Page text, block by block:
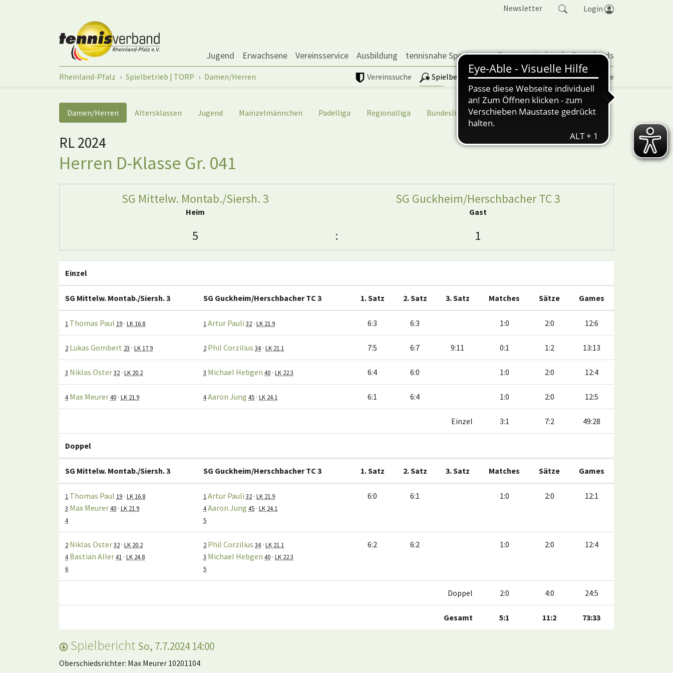
Newsletter Login
Jugend Erwachsene Vereinsservice Ausbildung tennisnahe Sportarten Partner Verband Downloads
Vereinssuche Spielbetrieb | TORP Vereinspokal Turniere
Sie sind hier:
Rheinland-Pfalz Spielbetrieb | TORP Damen/Herren
Damen/Herren Altersklassen Jugend Mainzelmännchen Padelliga Regionalliga Bundesliga nuScore
RL 2024
Herren D-Klasse Gr. 041
SG Mittelw. Montab./Siersh. 3
Heim
SG Guckheim/Herschbacher TC 3
Gast
5 : 1
Einzel
SG Mittelw. Montab./Siersh. 3 SG Guckheim/Herschbacher TC 3 1. Satz 2. Satz 3. Satz Matches Sätze Games
1 Thomas Paul 19 · LK 16.8 1 Artur Pauli 32 · LK 21.9 6:3 6:3 1:0 2:0 12:6
2 Lukas Gombert 23 · LK 17.9 2 Phil Corzilius 34 · LK 21.1 7:5 6:7 9:11 0:1 1:2 13:13
3 Niklas Oster32 · LK 20.2 3 Michael Hebgen 40 · LK 22.3 6:4 6:0 1:0 2:0 12:4
4 Max Meurer40 · LK 21.9 4Aaron Jung 45 · LK 24.1 6:1 6:4 1:0 2:0 12:5
Einzel 3:1 7:2 49:28
Doppel
SG Mittelw. Montab./Siersh. 3 SG Guckheim/Herschbacher TC 3 1. Satz 2. Satz 3. Satz Matches Sätze Games
1 Thomas Paul 19 · LK 16.8
3 Max Meurer40 · LK 21.9
4
1 Artur Pauli 32 · LK 21.9
4Aaron Jung 45 · LK 24.1
5
6:0 6:1 1:0 2:0 12:1
2 Niklas Oster32 · LK 20.2
4 Bastian Aller41 · LK 24.8
6
2 Phil Corzilius 34 · LK 21.1
3 Michael Hebgen 40 · LK 22.3
5
6:2 6:2 1:0 2:0 12:4
Doppel 2:0 4:0 24:5
Gesamt 5:1 11:2 73:33
Spielbericht So, 7.7.2024 14:00
Oberschiedsrichter: Max Meurer 10201104